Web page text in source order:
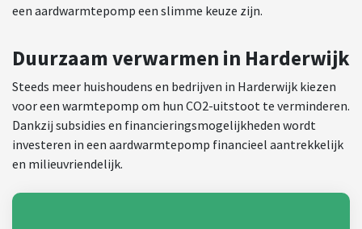
een aardwarmtepomp een slimme keuze zijn.
Duurzaam verwarmen in Harderwijk
Steeds meer huishoudens en bedrijven in Harderwijk kiezen
voor een warmtepomp om hun CO2-uitstoot te verminderen.
Dankzij subsidies en financieringsmogelijkheden wordt
investeren in een aardwarmtepomp financieel aantrekkelijk
en milieuvriendelijk.